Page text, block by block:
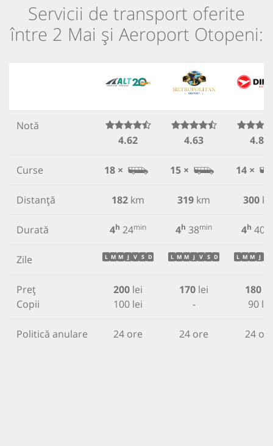
Servicii de transport oferite
între 2 Mai și Aeroport Otopeni:
Notă
4.62
4.63 4.85
Curse 18 × 15 × 14 ×
Distanță 182 km 319 km 300
Durată 4h 24min 4h 38min 4h 40
Zile L M M J V S D L M M J V S D L M M J
Preț
Copii
200 lei
100 lei
170 lei
-
180
90 lei
Politică anulare 24 ore 24 ore 24